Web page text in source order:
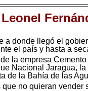
a donde llegó el
el país y hasta a
la empresa
Nacional Jaragua,
de la Bahía de las
no quieran vender